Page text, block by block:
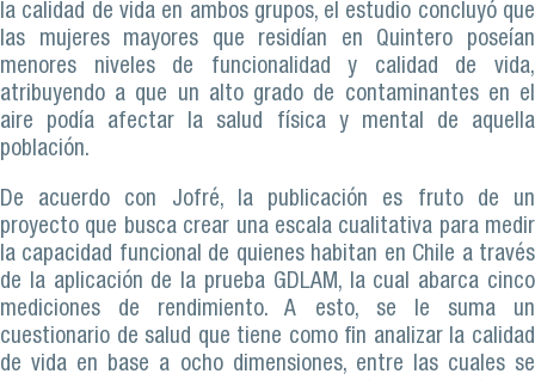
la calidad de vida en ambos grupos, el estudio concluyó que
las mujeres mayores que residían en Quintero poseían
menores niveles de funcionalidad y calidad de vida,
atribuyendo a que un alto grado de contaminantes en el
aire podía afectar la salud física y mental de aquella
población.
De acuerdo con Jofré, la publicación es fruto de un
proyecto que busca crear una escala cualitativa para medir
la capacidad funcional de quienes habitan en Chile a través
de la aplicación de la prueba GDLAM, la cual abarca cinco
mediciones de rendimiento. A esto, se le suma un
cuestionario de salud que tiene como fin analizar la calidad
de vida en base a ocho dimensiones, entre las cuales se